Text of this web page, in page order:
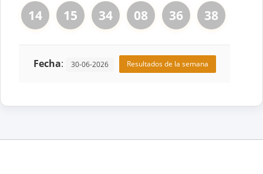
14 15 34 08 36 38
Fecha: 30-06-2026 Resultados de la semana